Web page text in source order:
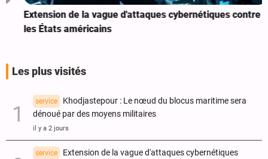
Extension de la vague d'attaques cybernétiques contre
les États américains
Les plus visités
service
Khodjastepour : Le nœud du blocus maritime sera
dénoué par des moyens militaires
il y a 2 jours
service
Extension de la vague d'attaques cybernétiques